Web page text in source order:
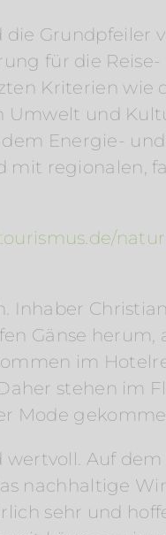
Grundpfeiler
für die
Kriterien wie
Umwelt und
Energie-
mit regionalen,
Inhaber
Gänse
im
stehen im
Mode
wertvoll. Auf
nachhaltige
sehr und